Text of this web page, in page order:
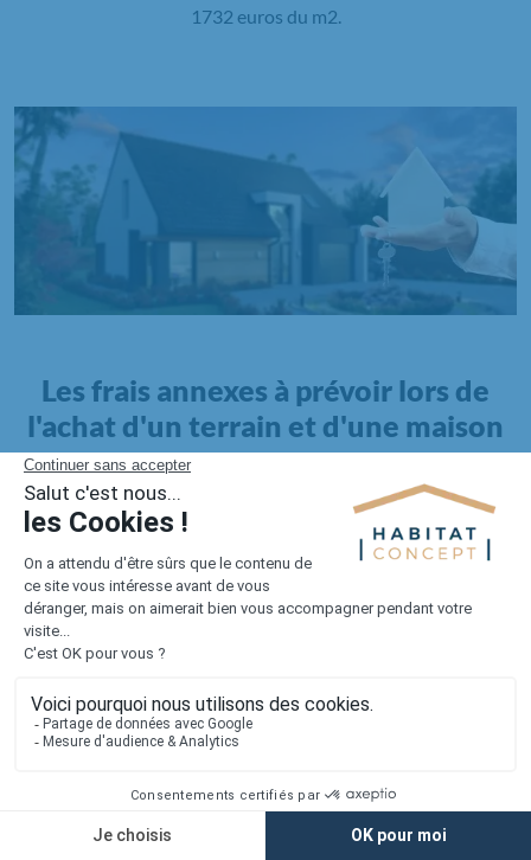
1732 euros du m2.
Les frais annexes à prévoir lors de
l'achat d'un terrain et d'une maison
Il faut également intégrer à votre budget, les
pour la maison. Outre l'achat du terrain et la construction, il
faut prendre en compte la viabilisation si elle n'est pas
proposée par le constructeur. Les frais de raccordements et les
taxes éventuelles coûtent entre 5 000 et 15 000 euros selon la
localisation du terrain et son accès.
Quant auxfrais de notaire
Lorsque vous vous tournez vers une maison existante, il sera
nécessaire de faire des travaux de rénovation. Ceux-ci sont
souvent coûteux et doivent être ajoutés au prix de l'achat